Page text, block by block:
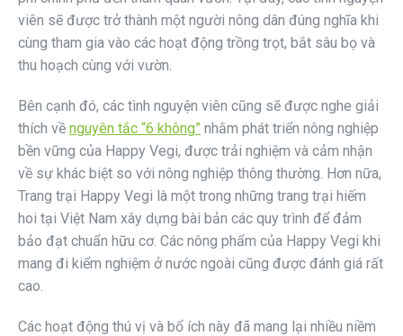
viên sẽ được trở thành một người nông dân đúng nghĩa khi
cùng tham gia vào các hoạt động trồng trọt, bắt sâu bọ và
thu hoạch cùng với vườn.
Bên cạnh đó, các tình nguyện viên cũng sẽ được nghe giải
thích về nguyên tắc “6 không” nhằm phát triển nông nghiệp
bền vững của Happy Vegi, được trải nghiệm và cảm nhận
về sự khác biệt so với nông nghiệp thông thường. Hơn nữa,
Trang trại Happy Vegi là một trong những trang trại hiếm
hoi tại Việt Nam xây dựng bài bản các quy trình để đảm
bảo đạt chuẩn hữu cơ. Các nông phẩm của Happy Vegi khi
mang đi kiểm nghiệm ở nước ngoài cũng được đánh giá rất
cao.
Các hoạt động thú vị và bổ ích này đã mang lại nhiều niềm